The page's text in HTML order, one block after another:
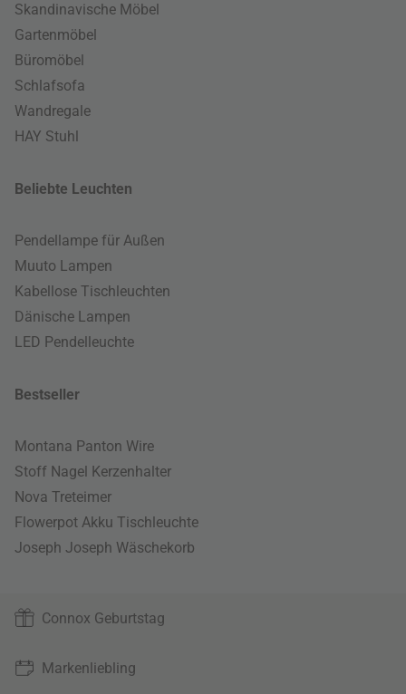
Skandinavische Möbel
Gartenmöbel
Büromöbel
Schlafsofa
Wandregale
HAY Stuhl
Beliebte Leuchten
Pendellampe für Außen
Muuto Lampen
Kabellose Tischleuchten
Dänische Lampen
LED Pendelleuchte
Bestseller
Montana Panton Wire
Stoff Nagel Kerzenhalter
Nova Treteimer
Flowerpot Akku Tischleuchte
Joseph Joseph Wäschekorb
Connox Geburtstag
Markenliebling